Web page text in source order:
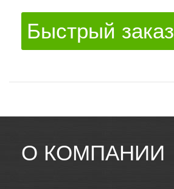
Быстрый заказ
О КОМПАНИИ